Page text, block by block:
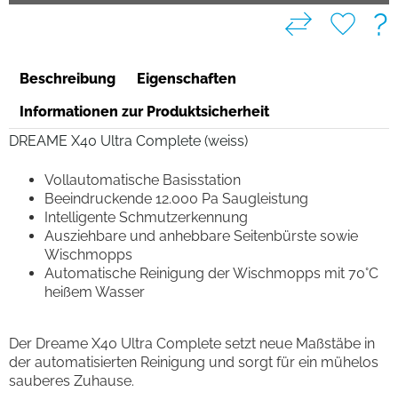
?
Beschreibung
Eigenschaften
Informationen zur Produktsicherheit
DREAME X40 Ultra Complete (weiss)
Vollautomatische Basisstation
Beeindruckende 12.000 Pa Saugleistung
Intelligente Schmutzerkennung
Ausziehbare und anhebbare Seitenbürste sowie
Wischmopps
Automatische Reinigung der Wischmopps mit 70°C
heißem Wasser
Der Dreame X40 Ultra Complete setzt neue Maßstäbe in
der automatisierten Reinigung und sorgt für ein mühelos
sauberes Zuhause.